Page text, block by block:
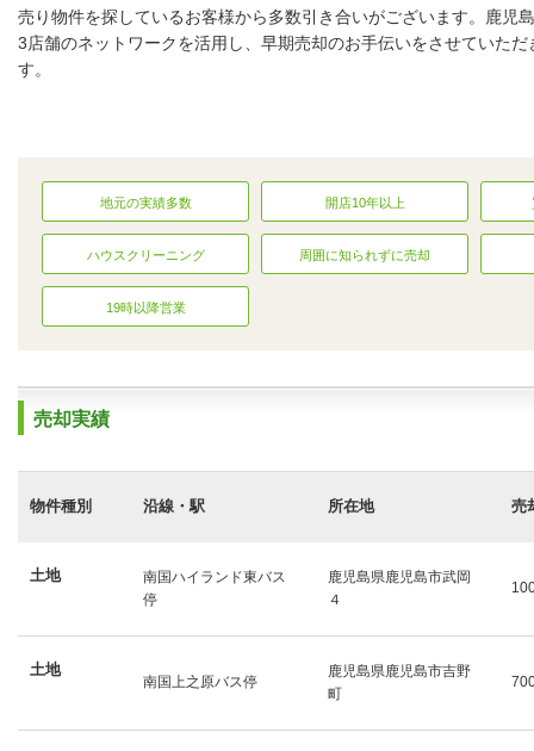
売り物件を探しているお客様から多数引き合いがございます。鹿児
3店舗のネットワークを活用し、早期売却のお手伝いをさせていただ
す。
地元の実績多数 開店10年以上
ハウスクリーニング 周囲に知られずに売却
19時以降営業
売却実績
物件種別 沿線・駅 所在地 売
土地
南国ハイランド東バス
停
鹿児島県鹿児島市武岡
４
土地
南国上之原バス停
鹿児島県鹿児島市吉野
町